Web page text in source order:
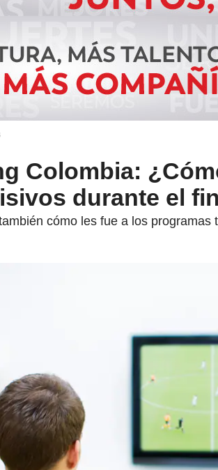
Colombia:
durante el
cómo les fue a los programas